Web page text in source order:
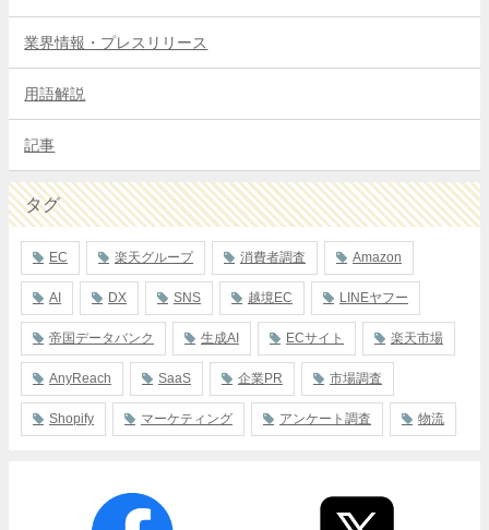
業界情報・プレスリリース
用語解説
記事
タグ
EC 楽天グループ 消費者調査 Amazon
AI DX SNS 越境EC LINEヤフー
帝国データバンク 生成AI ECサイト 楽天市場
AnyReach SaaS 企業PR 市場調査
Shopify マーケティング アンケート調査 物流